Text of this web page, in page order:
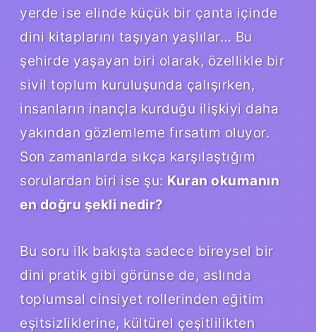
yerde ise elinde küçük bir çanta içinde
dini kitaplarını taşıyan yaşlılar… Bu
şehirde yaşayan biri olarak, özellikle bir
sivil toplum kuruluşunda çalışırken,
insanların inançla kurduğu ilişkiyi daha
yakından gözlemleme fırsatım oluyor.
Son zamanlarda sıkça karşılaştığım
sorulardan biri ise şu: Kuran okumanın
en doğru şekli nedir?
Bu soru ilk bakışta sadece bireysel bir
dini pratik gibi görünse de, aslında
toplumsal cinsiyet rollerinden eğitim
eşitsizliklerine, kültürel çeşitlilikten